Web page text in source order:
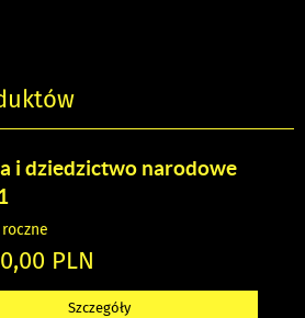
i dziedzictwo narodowe
PLN
Szczegóły